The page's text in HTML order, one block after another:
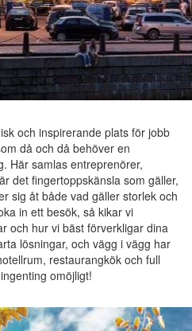
och inspirerande plats för jobb
då och då behöver en
Här samlas entreprenörer,
det fingertoppskänsla som gäller,
sig åt både vad gäller storlek och
in ett besök, så kikar vi
och hur vi bäst förverkligar dina
lösningar, och vägg i vägg har
restaurangkök och full
omöjligt!